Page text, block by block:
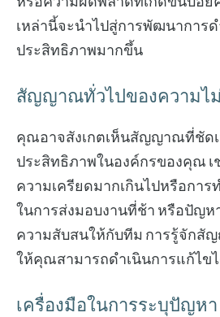
เหล่านี้จะนำไปสู่การพัฒนาการ
ประสิทธิภาพมากขึ้น
สัญญาณทั่วไปของความไ
คุณอาจสังเกตเห็นสัญญาณที่ชัด
ประสิทธิภาพในองค์กรของคุณ เ
ความเครียดมากเกินไปหรือการ
ในการส่งมอบงานที่ช้า หรือปัญห
ความสับสนให้กับทีม การรู้จักสั
ให้คุณสามารถดำเนินการแก้ไขไ
เครื่องมือในการระบุปัญหา